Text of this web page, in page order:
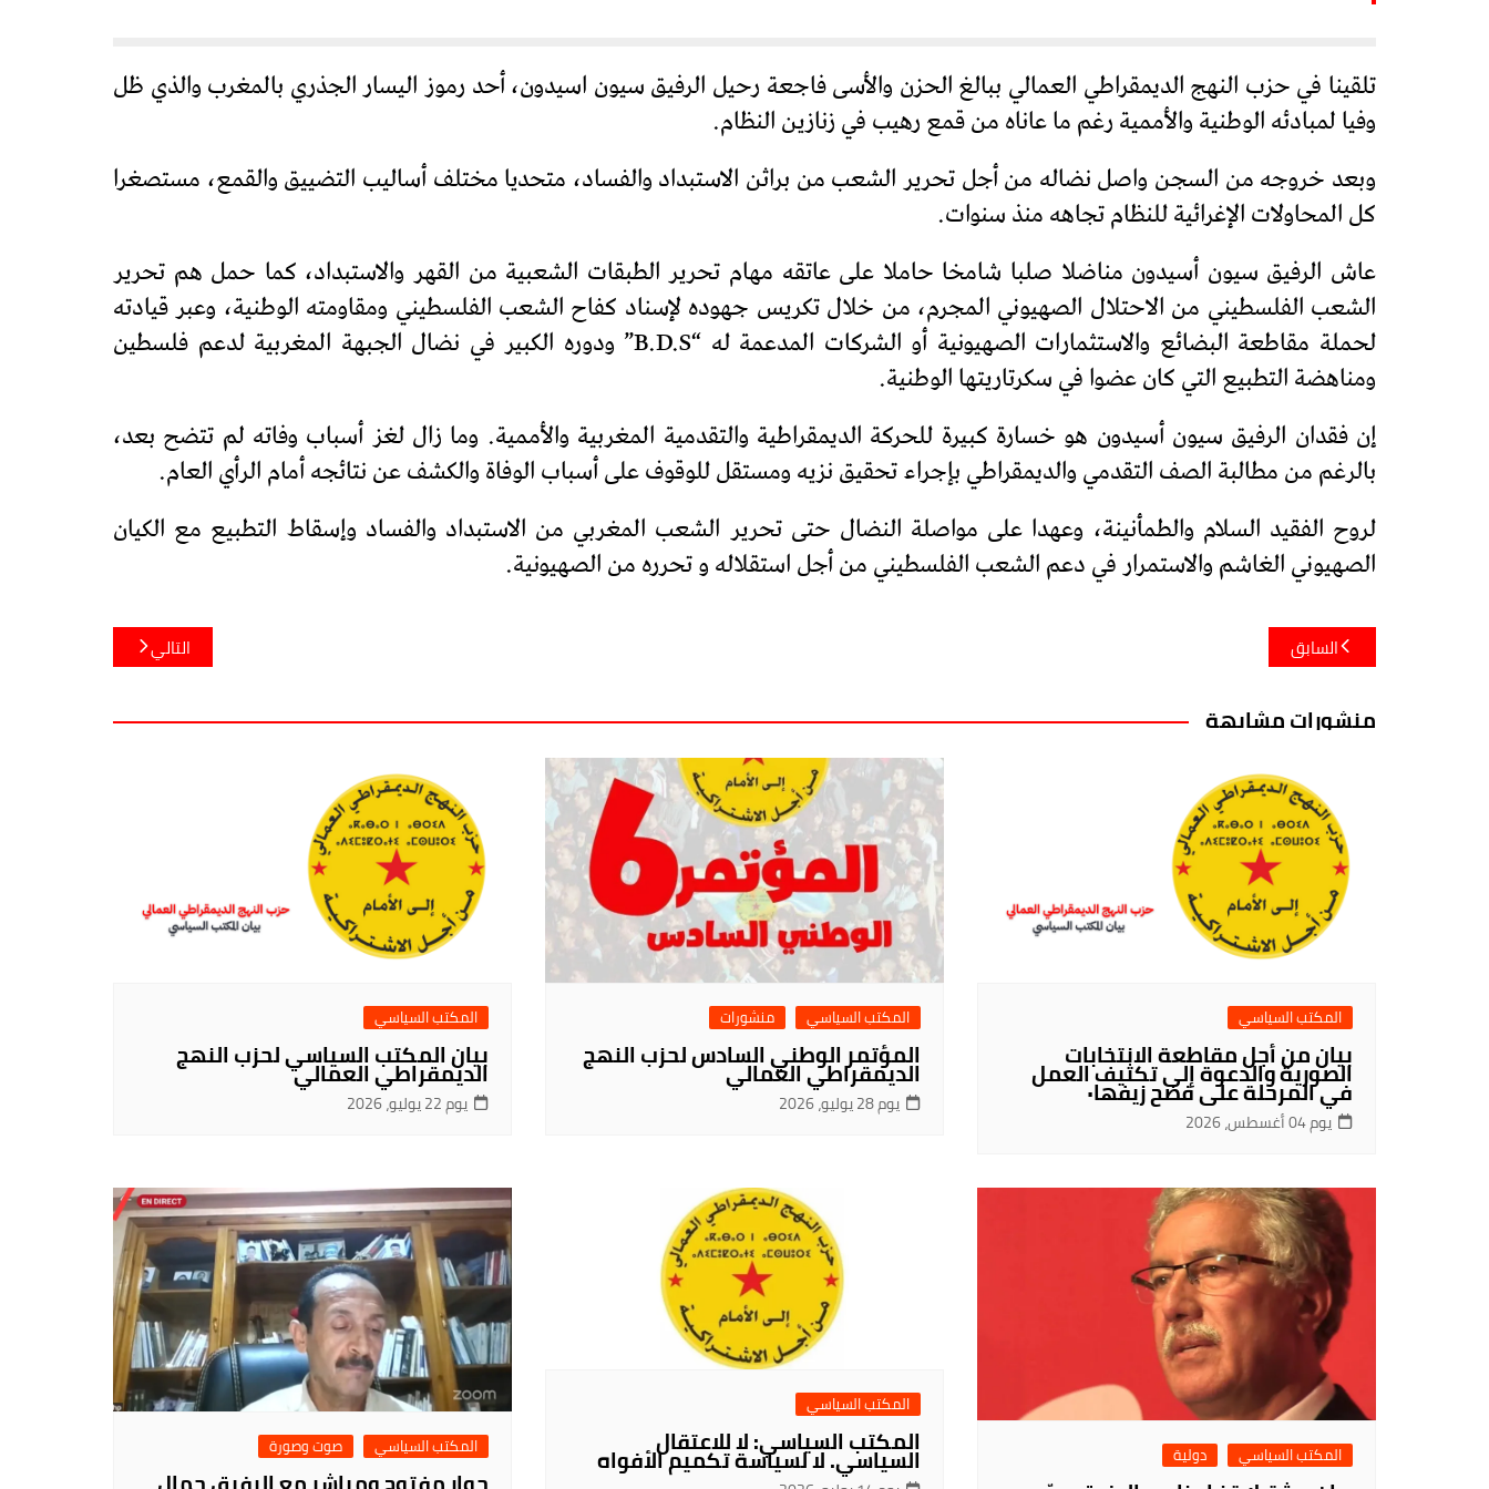
تلقينا في حزب النهج الديمقراطي العمالي ببالغ الحزن والأسى فاجعة رحيل الرفيق سيون اسيدون، أحد رموز اليسار الجذري بالمغرب والذي ظل
وفيا لمبادئه الوطنية والأممية رغم ما عاناه من قمع رهيب في زنازين النظام.
وبعد خروجه من السجن واصل نضاله من أجل تحرير الشعب من براثن الاستبداد والفساد، متحديا مختلف أساليب التضييق والقمع، مستصغرا
كل المحاولات الإغرائية للنظام تجاهه منذ سنوات.
عاش الرفيق سيون أسيدون مناضلا صلبا شامخا حاملا على عاتقه مهام تحرير الطبقات الشعبية من القهر والاستبداد، كما حمل هم تحرير
الشعب الفلسطيني من الاحتلال الصهيوني المجرم، من خلال تكريس جهوده لإسناد كفاح الشعب الفلسطيني ومقاومته الوطنية، وعبر قيادته
لحملة مقاطعة البضائع والاستثمارات الصهيونية أو الشركات المدعمة له “B.D.S” ودوره الكبير في نضال الجبهة المغربية لدعم فلسطين
ومناهضة التطبيع التي كان عضوا في سكرتاريتها الوطنية.
إن فقدان الرفيق سيون أسيدون هو خسارة كبيرة للحركة الديمقراطية والتقدمية المغربية والأممية. وما زال لغز أسباب وفاته لم تتضح بعد،
بالرغم من مطالبة الصف التقدمي والديمقراطي بإجراء تحقيق نزيه ومستقل للوقوف على أسباب الوفاة والكشف عن نتائجه أمام الرأي العام.
لروح الفقيد السلام والطمأنينة، وعهدا على مواصلة النضال حتى تحرير الشعب المغربي من الاستبداد والفساد وإسقاط التطبيع مع الكيان
الصهيوني الغاشم والاستمرار في دعم الشعب الفلسطيني من أجل استقلاله و تحرره من الصهيونية.
تصفّح
المقالات
السابق التالي
منشورات مشابهة
المكتب السياسي
بيان من أجل مقاطعة الانتخابات
الصورية والدعوة إلى تكثيف العمل
في المرحلة على فضح زيفها٠
يوم 04 أغسطس، 2026
المكتب السياسي منشورات
المؤتمر الوطني السادس لحزب النهج
الديمقراطي العمالي
يوم 28 يوليو، 2026
المكتب السياسي
بيان المكتب السياسي لحزب النهج
الديمقراطي العمالي
يوم 22 يوليو، 2026
المكتب السياسي دولية
المكتب السياسي
المكتب السياسي: لا للاعتقال
السياسي. لا لسياسة تكميم الأفواه المكتب السياسي صوت وصورة